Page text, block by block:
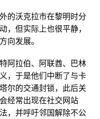
的沃克拉市在黎明时分
，但实际上也很平静，
向发展。
阿拉伯、阿联酋、巴林
，于是他们中断了与卡
尔的交通封锁，此后关
经常出现在社交网站
，并呼吁邻国解除不公